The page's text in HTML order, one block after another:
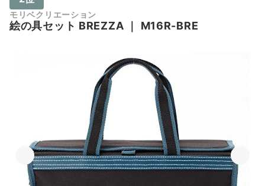
モリベクリエーション
絵の具セット BREZZA ｜ M16R-BRE